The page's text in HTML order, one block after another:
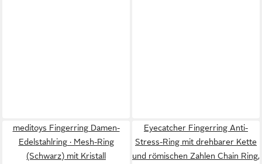
meditoys Fingerring Damen-
Edelstahlring · Mesh-Ring
(Schwarz) mit Kristall
Eyecatcher Fingerring Anti-
Stress-Ring mit drehbarer Kette
und römischen Zahlen Chain Ring,